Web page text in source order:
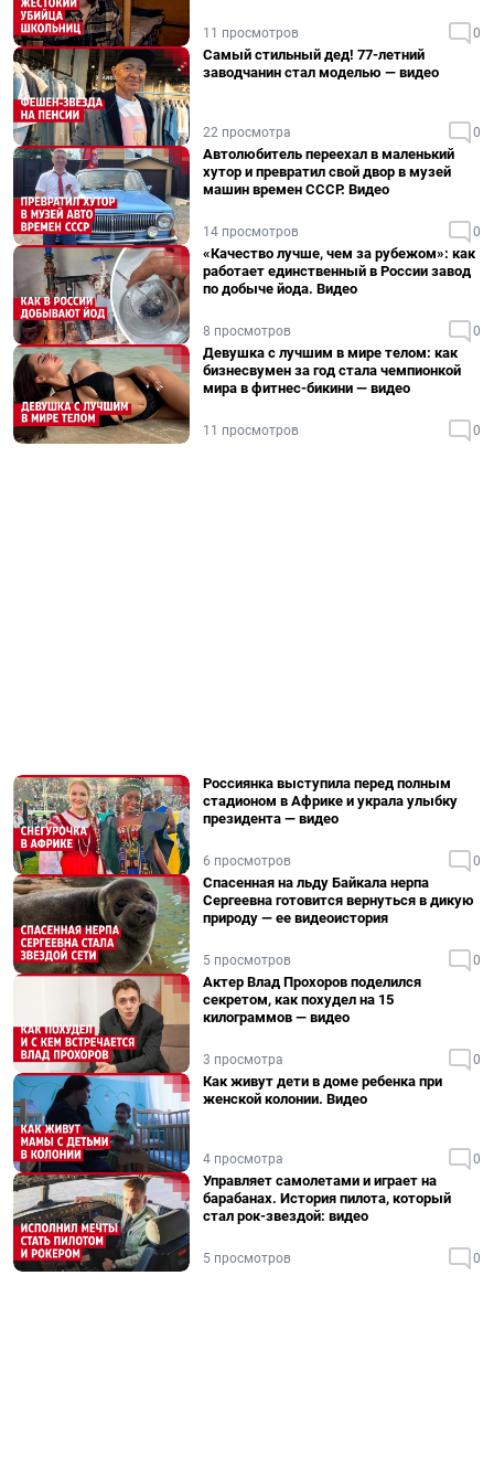
11 просмотров 0
Самый стильный дед! 77-летний
заводчанин стал моделью — видео
22 просмотра 0
Автолюбитель переехал в маленький
хутор и превратил свой двор в музей
машин времен СССР. Видео
14 просмотров 0
«Качество лучше, чем за рубежом»: как
работает единственный в России завод
по добыче йода. Видео
8 просмотров 0
Девушка с лучшим в мире телом: как
бизнесвумен за год стала чемпионкой
мира в фитнес-бикини — видео
11 просмотров 0
Россиянка выступила перед полным
стадионом в Африке и украла улыбку
президента — видео
6 просмотров 0
Спасенная на льду Байкала нерпа
Сергеевна готовится вернуться в дикую
природу — ее видеоистория
5 просмотров 0
Актер Влад Прохоров поделился
секретом, как похудел на 15
килограммов — видео
3 просмотра 0
Как живут дети в доме ребенка при
женской колонии. Видео
4 просмотра 0
Управляет самолетами и играет на
барабанах. История пилота, который
стал рок-звездой: видео
5 просмотров 0